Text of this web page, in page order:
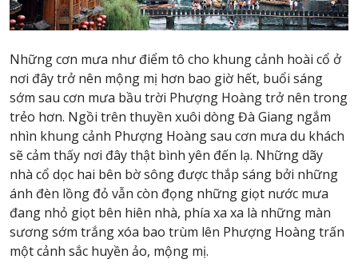
Những cơn mưa như điểm tô cho khung cảnh hoài cổ ở
nơi đây trở nên mộng mị hơn bao giờ hết, buổi sáng
sớm sau cơn mưa bầu trời Phượng Hoàng trở nên trong
trẻo hơn. Ngồi trên thuyền xuôi dòng Đà Giang ngắm
nhìn khung cảnh Phượng Hoàng sau cơn mưa du khách
sẽ cảm thấy nơi đây thật bình yên đến lạ. Những dãy
nhà cổ dọc hai bên bờ sông được thắp sáng bởi những
ánh đèn lồng đỏ vẫn còn đọng những giọt nước mưa
đang nhỏ giọt bên hiên nhà, phía xa xa là những màn
sương sớm trắng xóa bao trùm lên Phượng Hoàng trấn
một cảnh sắc huyền ảo, mộng mị.